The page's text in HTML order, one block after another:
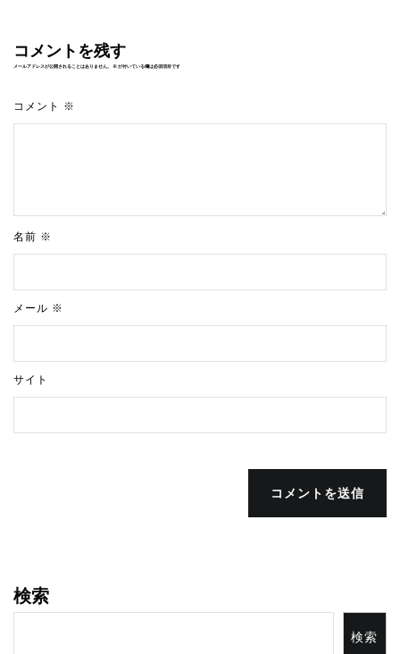
コメントを残す
メールアドレスが公開されることはありません。 ※が付いている欄は必須項目です
コメント ※
名前 ※
メール ※
サイト
コメントを送信
検索
検索